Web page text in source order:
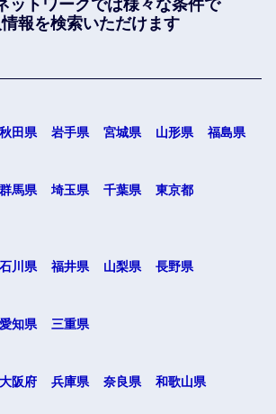
ットワークでは様々な条件で
報を検索いただけます
秋田県 岩手県 宮城県 山形県 福島県
群馬県 埼玉県 千葉県
東京都
石川県 福井県 山梨県 長野県
愛知県 三重県
大阪府 兵庫県 奈良県 和歌山県